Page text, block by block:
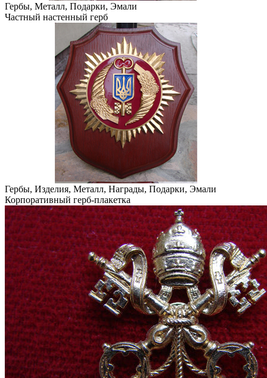
Гербы, Металл, Подарки, Эмали
Частный настенный герб
Гербы, Изделия, Металл, Награды, Подарки, Эмали
Корпоративный герб-плакетка